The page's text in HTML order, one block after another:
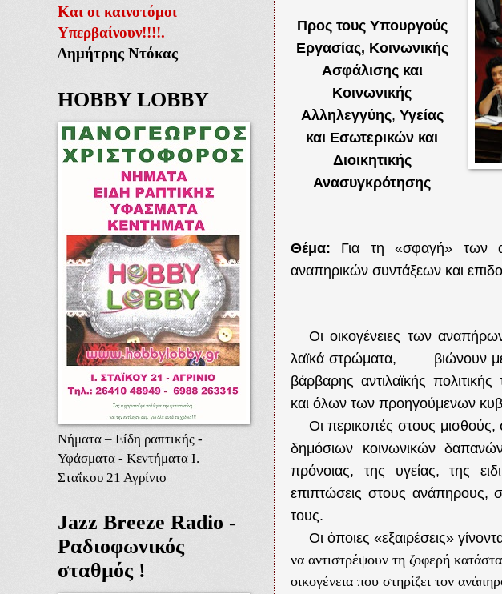
Προς τους Υπουργούς
Εργασίας, Κοινωνικής
Ασφάλισης και
Κοινωνικής
Αλληλεγγύης, Υγείας
και Εσωτερικών και
Διοικητικής
Ανασυγκρότησης
Θέμα: Για τη «σφαγή» των
αναπηρικών συντάξεων και
Οι οικογένειες των
λαϊκά στρώματα,
βιώνουν
βάρβαρης αντιλαϊκής
και όλων των προηγούμενων
Οι περικοπές στους μισθούς,
δημόσιων κοινωνικών
πρόνοιας, της υγείας, της
επιπτώσεις στους ανάπηρους,
τους.
Οι όποιες «εξαιρέσεις»
να αντιστρέψουν τη ζοφερή
οικογένεια που στηρίζει τον
Και οι καινοτόμοι
Υπερβαίνουν!!!!.
Δημήτρης Ντόκας
HOBBY LOBBY
Νήματα – Είδη ραπτικής -
Υφάσματα - Κεντήματα Ι.
Σταΐκου 21 Αγρίνιο
Jazz Breeze Radio -
Ραδιοφωνικός
σταθμός !